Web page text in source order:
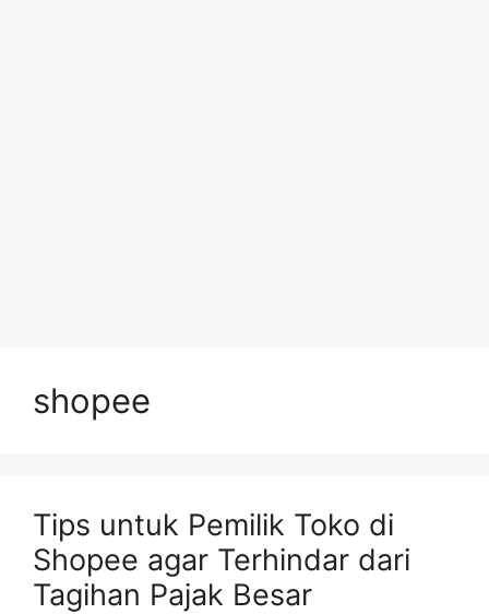
shopee
Tips untuk Pemilik Toko di
Shopee agar Terhindar dari
Tagihan Pajak Besar